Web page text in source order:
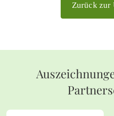
Zurück zur